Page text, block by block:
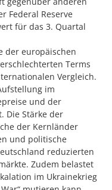
Federal Reserve
für das 3. Quartal
der europäischen
Terms
Vergleich.
im
und der
Die Stärke der
der Kernländer
und politische
reduzierten
Zudem belastet
im Ukrainekrieg